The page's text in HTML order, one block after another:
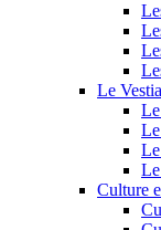
Le
Culture